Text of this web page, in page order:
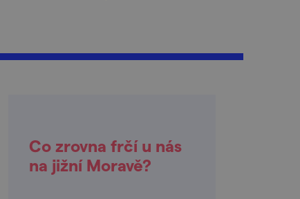
Co zrovna frčí u nás
na jižní Moravě?